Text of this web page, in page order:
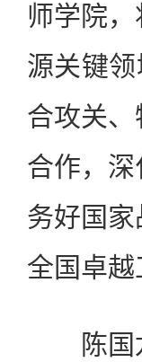
师学院
源关键
合攻关
合作，
务好国
全国卓越
陈国龙